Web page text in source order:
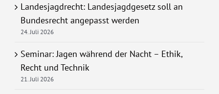
Landesjagdrecht: Landesjagdgesetz soll an
Bundesrecht angepasst werden
24. Juli 2026
Seminar: Jagen während der Nacht – Ethik,
Recht und Technik
21. Juli 2026